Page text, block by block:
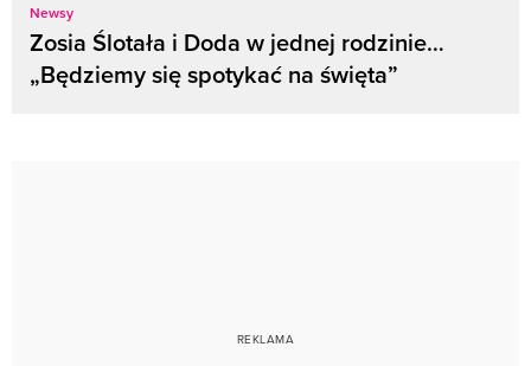
Newsy
Zosia Ślotała i Doda w jednej rodzinie…
„Będziemy się spotykać na święta”